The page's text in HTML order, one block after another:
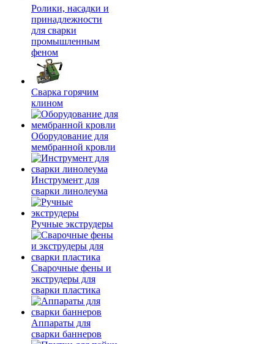
Ролики, насадки и
принадлежности
для сварки
промышленным
феном
Сварка горячим
клином
Оборудование для
мембранной кровли
Инструмент для
сварки линолеума
Ручные экструдеры
Сварочные фены и
экструдеры для
сварки пластика
Аппараты для
сварки баннеров